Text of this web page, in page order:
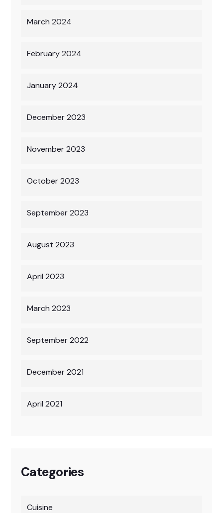
March 2024
February 2024
January 2024
December 2023
November 2023
October 2023
September 2023
August 2023
April 2023
March 2023
September 2022
December 2021
April 2021
Categories
Cuisine